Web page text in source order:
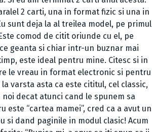
2 carti, una in format fizic si una in
sunt deja la al treilea model, pe primul
comod de citit oriunde cu el, pe
geanta si chiar intr-un buznar mai
este ideal pentru mine. Citesc si in
le vreau in format electronic si pentru
varsta asta ca este cititul, cel classic,
decat atunci cand le spunem sa
este “cartea mamei”, cred ca a avut un
si dand paginile in modul clasic! Acum